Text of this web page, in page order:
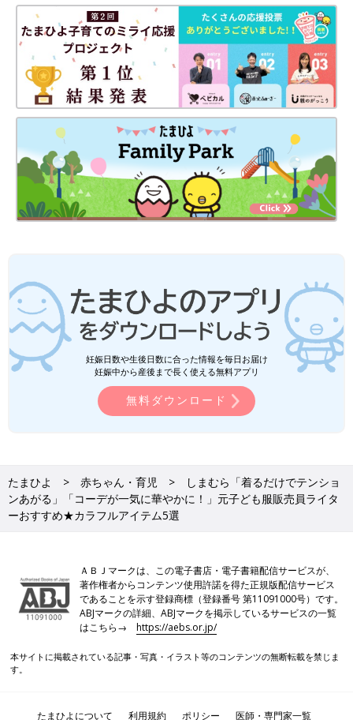
出典：Instagramアカウント「m309769」
m309769さんは、「Littc（リトシー）」とアパレルブランド
「LINK＠（リンクアット）」のコラボパンツを3色買いしたんだ
そう！長さは5分丈で、色味がかわいいのはもちろんのこと、大
きめの花柄やメロウのデザインが今っぽいですよね♪ ベーシック
プティマイン「レース・チュール・フリ
ルがかわいい！」「春夏に着せたい♪」
おすすめトップス4選
プティマインのトップスが激かわです。レース
やチュール、フリルがあしらわれており、着せ
てみたい！と思えるようなデザインばかり♪ デ
イリー使いからお出かけ着までと、種類も豊富
なんです。今回は、そんなプティマインのおす
すめトップスをご紹介します。
ユニクロキッズ「これはまとめ買い必
ンツや人気のショートオールなど、どれも夏ま
で使えるものばかり♪ 今回はそんなユニクロの
買うべきアイテムをご紹介します。
カラフルアイテムで気分もあがる♪
し、子どもらしいかわいさと、今っぽさを両立できるのが魅力。
差し色としても優秀で、シンプルなトップスに合わせるだけでぐ
っと華やかな印象に仕上がります◎。お気に入りのカラーをプラ
スして、気分まであがるコーデを楽しんでくださいね♪
3人の子どもを育てる、30代の主婦WEBライター。ブランド子ど
妊娠日数や生後日数に合った情報を毎日お届け
妊娠中から産後まで長く使える無料アプリ
無料ダウンロード
たまひよ 赤ちゃん・育児
しまむら「着るだけでテンショ
ンあがる」「コーデが一気に華やかに！」元子ども服販売員ライタ
ーおすすめ★カラフルアイテム5選
ＡＢＪマークは、この電子書店・電子書籍配信サービスが、
著作権者からコンテンツ使用許諾を得た正規版配信サービス
であることを示す登録商標（登録番号 第11091000号）です。
ABJマークの詳細、ABJマークを掲示しているサービスの一覧
はこちら→https://aebs.or.jp/
本サイトに掲載されている記事・写真・イラスト等のコンテンツの無断転載を禁じま
す。
たまひよについて 利用規約 ポリシー 医師・専門家一覧